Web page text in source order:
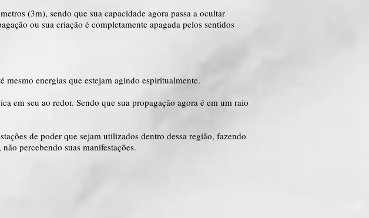
(3m), sendo que sua capacidade agora passa a ocultar
ou sua criação é completamente apagada pelos sentidos
energias que estejam agindo espiritualmente.
em seu ao redor. Sendo que sua propagação agora é em um raio
de poder que sejam utilizados dentro dessa região, fazendo
percebendo suas manifestações.